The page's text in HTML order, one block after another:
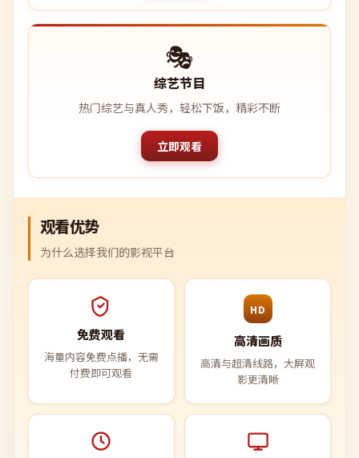
🎭
综艺节目
热门综艺与真人秀，轻松下饭，精彩不断
立即观看
观看优势
为什么选择我们的影视平台
免费观看
海量内容免费点播，无需
付费即可观看
HD
高清画质
高清与超清线路，大屏观
影更清晰